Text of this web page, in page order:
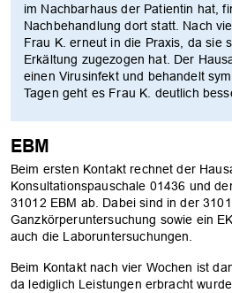
im Nachbarhaus der Patientin hat,
Nachbehandlung dort statt. Nach
Frau K. erneut in die Praxis, da sie
Erkältung zugezogen hat. Der
einen Virusinfekt und behandelt
Tagen geht es Frau K. deutlich
EBM
Beim ersten Kontakt rechnet der
Konsultationspauschale 01436 und
31012 EBM ab. Dabei sind in der
Ganzkörperuntersuchung sowie ein
auch die Laboruntersuchungen.
Beim Kontakt nach vier Wochen ist
da lediglich Leistungen erbracht